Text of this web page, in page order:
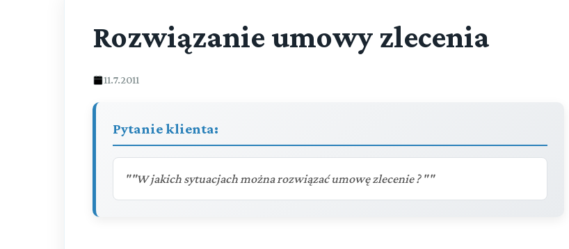
Rozwiązanie umowy zlecenia
11.7.2011
Pytanie klienta:
""W jakich sytuacjach można rozwiązać umowę zlecenie ? ""